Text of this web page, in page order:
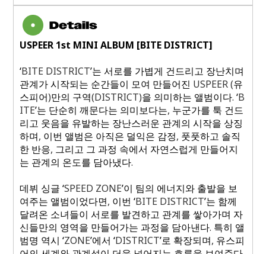
USPEER 1st MINI ALBUM [BITE DISTRICT]
‘BITE DISTRICT’는 서로를 가볍게 건드리고 장난치며
관계가 시작되는 순간들이 모여 만들어진 USPEER (유
스피어)만의 구역(DISTRICT)을 의미하는 앨범이다. ‘B
ITE’는 단순히 깨문다는 의미보다는, 누군가를 툭 건드
리고 웃음을 유발하는 장난스러운 관계의 시작을 상징
하며, 이번 앨범은 아직은 덜익은 감정, 풋풋하고 솔직
한 반응, 그리고 그 과정 속에서 자연스럽게 만들어지
는 관계의 온도를 담아냈다.
데뷔 싱글 ‘SPEED ZONE’이 팀의 에너지와 출발을 보
여주는 앨범이었다면, 이번 ‘BITE DISTRICT’는 함께
달려온 소녀들이 서로를 발견하고 관계를 쌓아가며 자
신들만의 영역을 만들어가는 과정을 담아낸다. 특히 앨
범명 역시 ‘ZONE’에서 ‘DISTRICT’로 확장되며, 유스피